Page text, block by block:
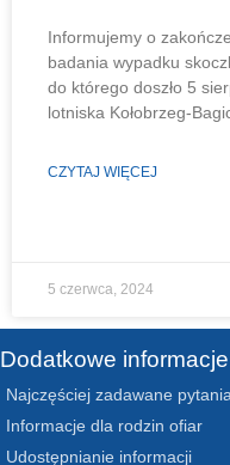
Informujemy o
badania wypadku
do którego doszło 5
lotniska Kołobrzeg-
CZYTAJ WIĘCEJ
5 czerwca, 2024
Dodatkowe informacje
Najczęściej zadawane pytania
Informacje dla rodzin ofiar
Udostępnianie informacji